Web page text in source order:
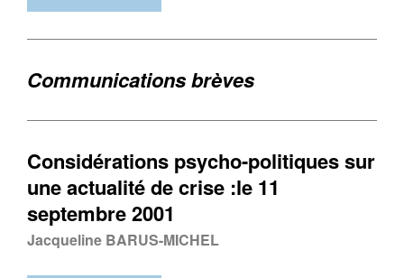
Communications brèves
Considérations psycho-politiques sur
une actualité de crise :le 11
septembre 2001
Jacqueline BARUS-MICHEL